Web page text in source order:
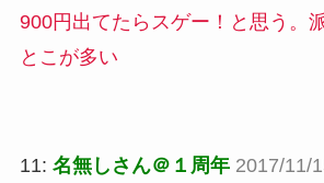
900円出てたらスゲー！と思う。
とこが多い
11: 名無しさん＠１周年 2017/11/